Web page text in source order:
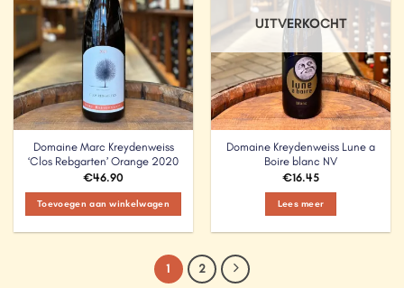
Domaine Marc Kreydenweiss
‘Clos Rebgarten’ Orange 2020
€46.90
Toevoegen aan winkelwagen
UITVERKOCHT
Domaine Kreydenweiss Lune a
Boire blanc NV
€16.45
Lees meer
1 2